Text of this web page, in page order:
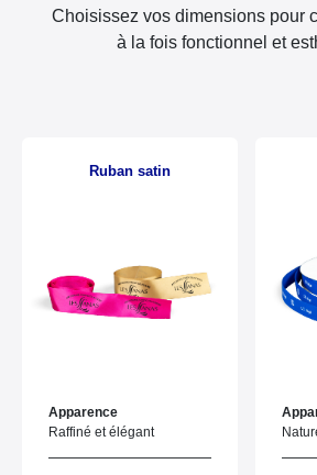
Choisissez vos dimensions pour
à la fois fonctionnel et
Ruban satin
Apparence
Raffiné et élégant